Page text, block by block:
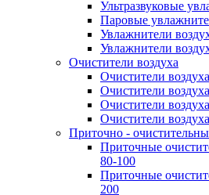
Ультразвуковые
Паровые
Увлажнители
Увлажнители
Очистители воздуха
Очистители
Очистители
Очистители
Очистители
Приточно -
Приточные
80-100
Приточные
200